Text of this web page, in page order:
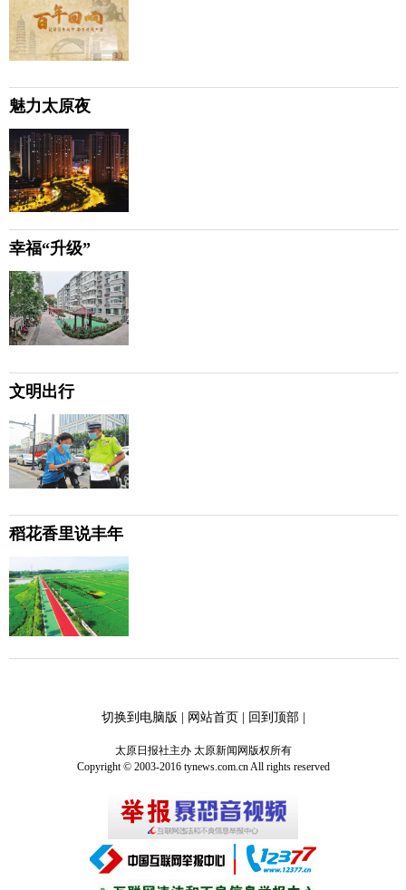
魅力太原夜
幸福“升级”
文明出行
稻花香里说丰年
切换到电脑版 | 网站首页| 回到顶部|
太原日报社主办 太原新闻网版权所有
Copyright © 2003-2016 tynews.com.cn All rights reserved